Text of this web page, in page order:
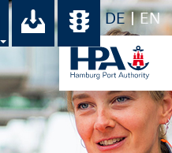
DE EN
Ihr Download-